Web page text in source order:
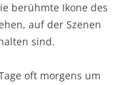
berühm­te Iko­ne des
auf der Sze­nen
sind.
oft mor­gens um